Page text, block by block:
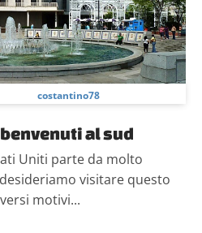
costantino78
al sud
Uniti parte da molto
visitare questo
motivi...